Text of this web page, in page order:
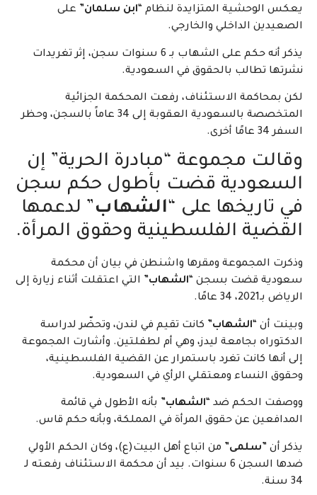
يعكس الوحشية المتزايدة لنظام “ابن سلمان” على
الصعيدين الداخلي والخارجي.
يذكر أنه حكم على الشهاب بـ 6 سنوات سجن، إثر تغريدات
نشرتها تطالب بالحقوق في السعودية.
لكن بمحاكمة الاستئناف، رفعت المحكمة الجزائية
المتخصصة بالسعودية العقوبة إلى 34 عاماً بالسجن، وحظر
السفر 34 عامًا أخرى.
وقالت مجموعة “مبادرة الحرية” إن
السعودية قضت بأطول حكم سجن
في تاريخها على “الشهاب” لدعمها
القضية الفلسطينية وحقوق المرأة.
وذكرت المجموعة ومقرها واشنطن في بيان أن محكمة
سعودية قضت بسجن “الشهاب” التي اعتقلت أثناء زيارة إلى
الرياض بـ2021، 34 عامًا.
وبينت أن “الشهاب” كانت تقيم في لندن، وتحضّر لدراسة
الدكتوراه بجامعة ليدز، وهي أم لطفلتين. وأشارت المجموعة
إلى أنها كانت تغرد باستمرار عن القضية الفلسطينية،
وحقوق النساء ومعتقلي الرأي في السعودية.
ووصفت الحكم ضد “الشهاب” بأنه الأطول في قائمة
المدافعين عن حقوق المرأة في المملكة، وبأنه حكم قاس.
يذكر أن ”سلمى” من اتباع أهل البيت(ع)، وكان الحكم الأولي
ضدها السجن 6 سنوات. بيد أن محكمة الاستئناف رفعته لـ
34 سنة.